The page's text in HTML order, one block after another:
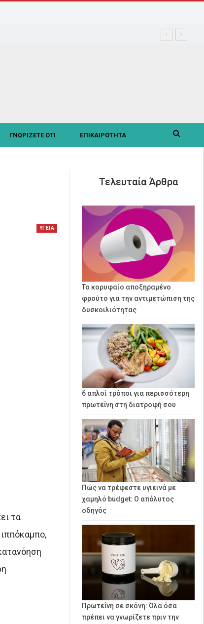
ΓΝΩΡΙΖΕΤΕ ΟΤΙ ΕΠΙΚΑΙΡΟΤΗΤΑ
ΥΓΕΙΑ
τα
Τελευταία Άρθρα
Το κορυφαίο αποξηραμένο
φρούτο για την αντιμετώπιση της
δυσκοιλιότητας
6 απλοί τρόποι για περισσότερη
πρωτεΐνη στη διατροφή σου
Πώς να τρέφεστε υγιεινά με
χαμηλό budget: Ο απόλυτος
οδηγός
Πρωτεΐνη σε σκόνη: Όλα όσα
πρέπει να γνωρίζετε πριν την